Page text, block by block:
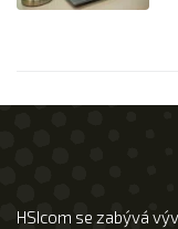
HSIcom se zabývá